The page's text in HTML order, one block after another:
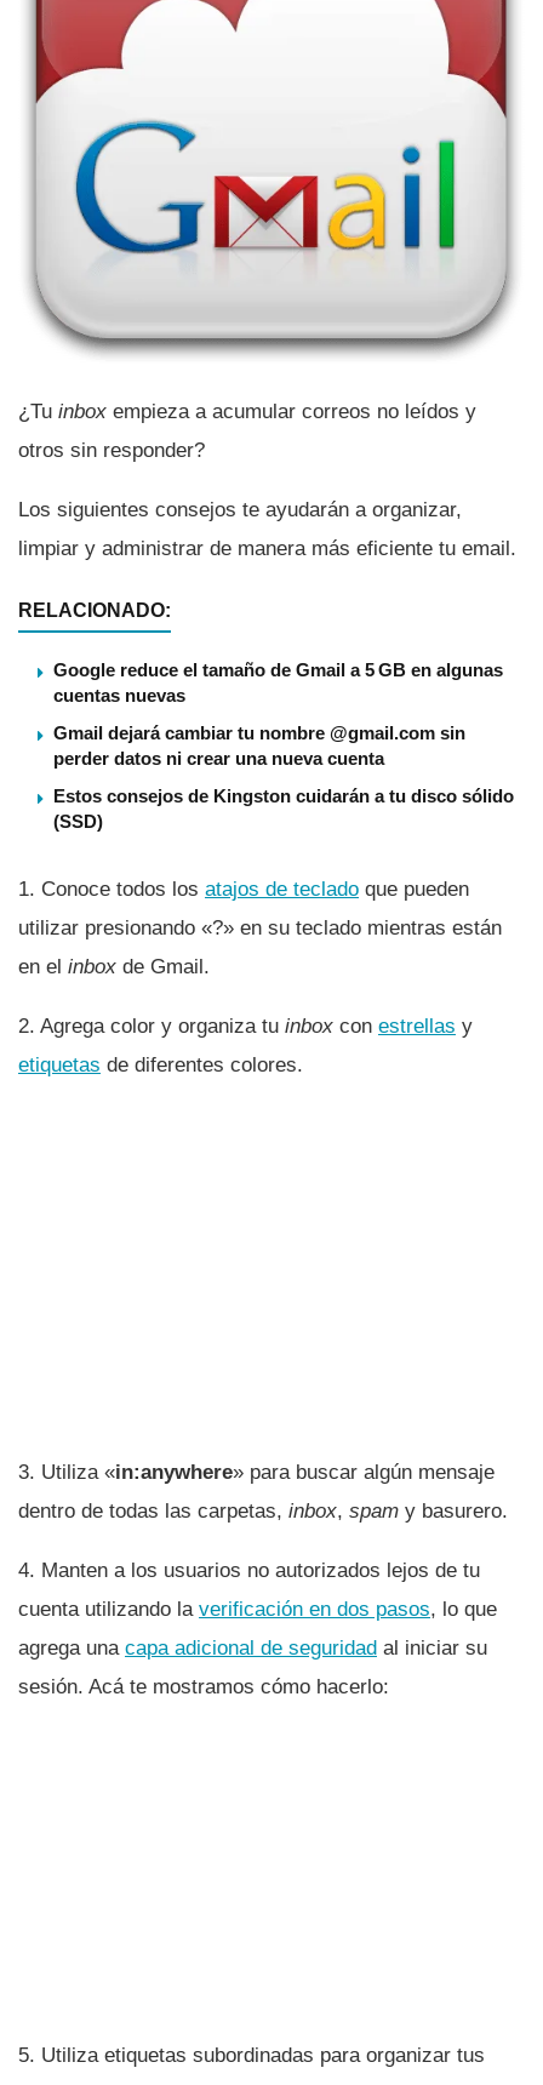
¿Tu inbox empieza a acumular correos no leí­dos y
otros sin responder?
Los siguientes consejos te ayudarán a organizar,
limpiar y administrar de manera más eficiente tu email.
RELACIONADO:
Google reduce el tamaño de Gmail a 5 GB en algunas
cuentas nuevas
Gmail dejará cambiar tu nombre @gmail.com sin
perder datos ni crear una nueva cuenta
Estos consejos de Kingston cuidarán a tu disco sólido
(SSD)
1. Conoce todos los atajos de teclado que pueden
utilizar presionando «?» en su teclado mientras están
en el inbox de Gmail.
2. Agrega color y organiza tu inbox con estrellas y
etiquetas de diferentes colores.
3. Utiliza «in:anywhere» para buscar algún mensaje
dentro de todas las carpetas, inbox, spam y basurero.
4. Manten a los usuarios no autorizados lejos de tu
cuenta utilizando la verificación en dos pasos, lo que
agrega una capa adicional de seguridad al iniciar su
sesión. Acá te mostramos cómo hacerlo:
5. Utiliza etiquetas subordinadas para organizar tus